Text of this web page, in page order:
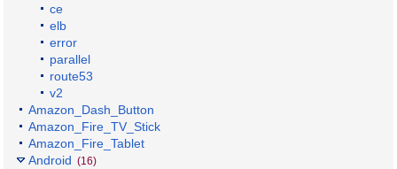
ce
elb
error
parallel
route53
v2
Amazon_Dash_Button
Amazon_Fire_TV_Stick
Amazon_Fire_Tablet
Android (16)